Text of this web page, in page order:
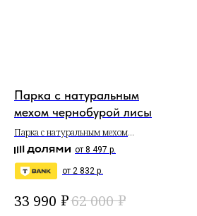
Парка с натуральным
мехом чернобурой лисы
Парка с натуральным мехом
чернобурой лисыот 8 497 р.
от 2 832 р.
33 990 ₽62 000 ₽